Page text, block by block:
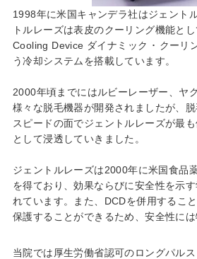
1998年に米国キャンデラ社はジェント
トルレーズは表皮のクーリング機能と
Cooling Device ダイナミック ･ クーリ
う冷却システムを搭載しています。
2000年頃までにはルビーレーザー、ヤ
様々な脱毛機器が開発されましたが、
スピードの面でジェントルレーズが最
として浸透していきました。
ジェントルレーズは2000年に米国食品
を得ており、効果ならびに安全性を示
れています。また、DCDを併用するこ
保護することができるため、安全性には
当院では厚生労働省認可のロングパルス